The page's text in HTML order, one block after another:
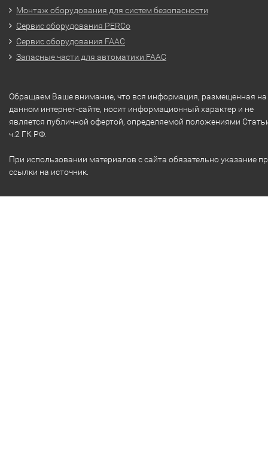
Монтаж оборудования для систем безопасности
Сервис оборудования PERCo
Сервис оборудования FAAC
Запасные части для автоматики FAAC
Обращаем Ваше внимание, что вся информация, размещенная на
данном интернет-сайте, носит информационный характер и не
является публичной офертой, определяемой положениями
ч.2 ГК РФ.
При использовании материалов с сайта обязательно указание
ссылки на источник.